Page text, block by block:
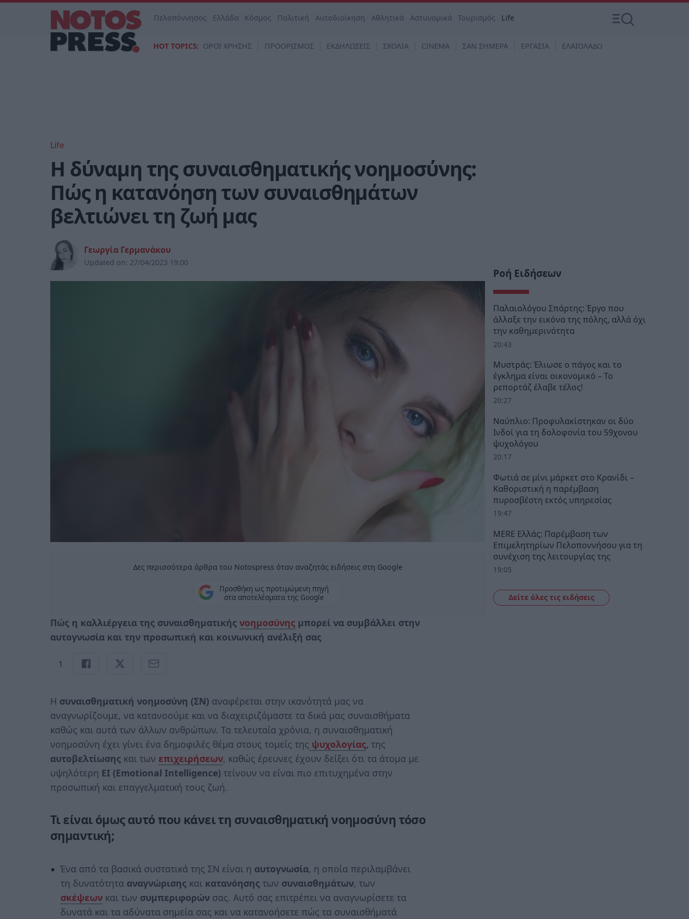
Πελοπόννησος Ελλάδα Κόσμος Πολιτική Αυτοδιοίκηση Αθλητικά Αστυνομικά Τουρισμός Life
HOT TOPICS: ΟΡΟΙ ΧΡΗΣΗΣ ΠΡΟΟΡΙΣΜΟΣ ΕΚΔΗΛΩΣΕΙΣ ΣΧΟΛΙΑ CINEMA ΣΑΝ ΣΗΜΕΡΑ ΕΡΓΑΣΙΑ ΕΛΑΙΟΛΑΔΟ
Life
Η δύναμη της συναισθηματικής νοημοσύνης:
Πώς η κατανόηση των συναισθημάτων
βελτιώνει τη ζωή μας
Γεωργία Γερμανάκου
Updated on: 27/04/2023 19:00
Δες περισσότερα άρθρα του Notospress όταν αναζητάς ειδήσεις στη Google
Προσθήκη ως προτιμώμενη πηγή
στα αποτελέσματα της Google
Πώς η καλλιέργεια της συναισθηματικής νοημοσύνης μπορεί να συμβάλλει στην
αυτογνωσία και την προσωπική και κοινωνική ανέλιξή σας
1
Η συναισθηματική νοημοσύνη (ΣΝ) αναφέρεται στην ικανότητά μας να
αναγνωρίζουμε, να κατανοούμε και να διαχειριζόμαστε τα δικά μας συναισθήματα
καθώς και αυτά των άλλων ανθρώπων. Τα τελευταία χρόνια, η συναισθηματική
νοημοσύνη έχει γίνει ένα δημοφιλές θέμα στους τομείς της ψυχολογίας, της
αυτοβελτίωσης και των επιχειρήσεων, καθώς έρευνες έχουν δείξει ότι τα άτομα με
υψηλότερη ΕΙ (Emotional Intelligence) τείνουν να είναι πιο επιτυχημένα στην
προσωπική και επαγγελματική τους ζωή.
Τι είναι όμως αυτό που κάνει τη συναισθηματική νοημοσύνη τόσο
σημαντική;
Ένα από τα βασικά συστατικά της ΣΝ είναι η αυτογνωσία, η οποία περιλαμβάνει
τη δυνατότητα αναγνώρισηςκαι κατανόησηςτων συναισθημάτων, των
σκέψεωνκαι των συμπεριφορώνσας. Αυτό σας επιτρέπει να αναγνωρίσετε τα
δυνατά και τα αδύνατα σημεία σας και να κατανοήσετε πώς τα συναισθήματά
Ροή Ειδήσεων
Παλαιολόγου Σπάρτης: Έργο που
άλλαξε την εικόνα της πόλης, αλλά όχι
την καθημερινότητα
20:43
Μυστράς: Έλιωσε ο πάγος και το
έγκλημα είναι οικονομικό – Το
ρεπορτάζ έλαβε τέλος!
20:27
Ναύπλιο: Προφυλακίστηκαν οι δύο
Ινδοί για τη δολοφονία του 59χονου
ψυχολόγου
20:17
Φωτιά σε μίνι μάρκετ στο Κρανίδι –
Καθοριστική η παρέμβαση
πυροσβέστη εκτός υπηρεσίας
19:47
MERE Ελλάς: Παρέμβαση των
Επιμελητηρίων Πελοποννήσου για τη
συνέχιση της λειτουργίας της
19:05
Δείτε όλες τις ειδήσεις